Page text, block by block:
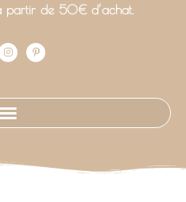
partir de 50€ d’achat.